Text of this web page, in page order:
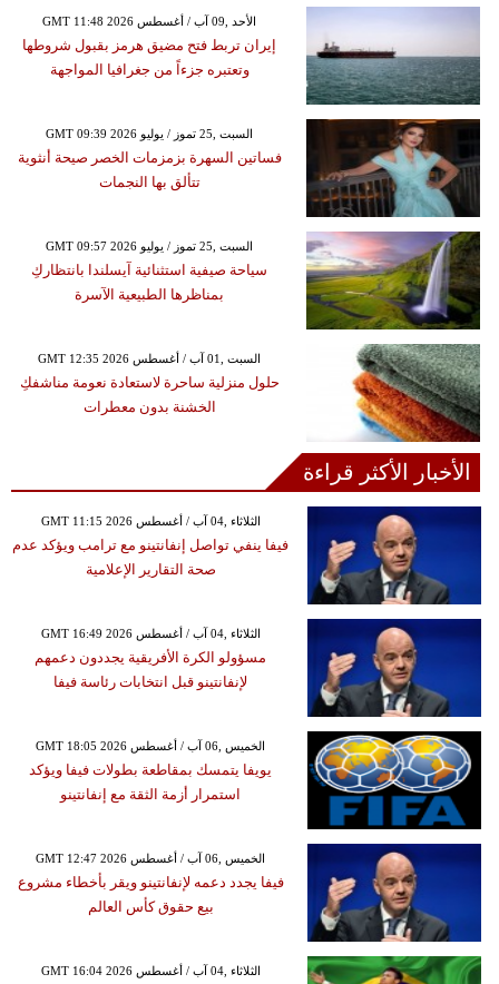
GMT 11:48 2026 الأحد ,09 آب / أغسطس
إيران تربط فتح مضيق هرمز بقبول شروطها
وتعتبره جزءاً من جغرافيا المواجهة
GMT 09:39 2026 السبت ,25 تموز / يوليو
فساتين السهرة بزمزمات الخصر صيحة أنثوية
تتألق بها النجمات
GMT 09:57 2026 السبت ,25 تموز / يوليو
سياحة صيفية استثنائية آيسلندا بانتظاركِ
بمناظرها الطبيعية الآسرة
GMT 12:35 2026 السبت ,01 آب / أغسطس
حلول منزلية ساحرة لاستعادة نعومة مناشفكِ
الخشنة بدون معطرات
الأخبار الأكثر قراءة
GMT 11:15 2026 الثلاثاء ,04 آب / أغسطس
فيفا ينفي تواصل إنفانتينو مع ترامب ويؤكد عدم
صحة التقارير الإعلامية
GMT 16:49 2026 الثلاثاء ,04 آب / أغسطس
مسؤولو الكرة الأفريقية يجددون دعمهم
لإنفانتينو قبل انتخابات رئاسة فيفا
GMT 18:05 2026 الخميس ,06 آب / أغسطس
يويفا يتمسك بمقاطعة بطولات فيفا ويؤكد
استمرار أزمة الثقة مع إنفانتينو
GMT 12:47 2026 الخميس ,06 آب / أغسطس
فيفا يجدد دعمه لإنفانتينو ويقر بأخطاء مشروع
بيع حقوق كأس العالم
GMT 16:04 2026 الثلاثاء ,04 آب / أغسطس